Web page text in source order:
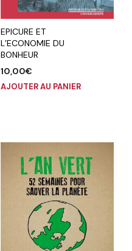
EPICURE ET
L’ECONOMIE DU
BONHEUR
10,00€
AJOUTER AU PANIER